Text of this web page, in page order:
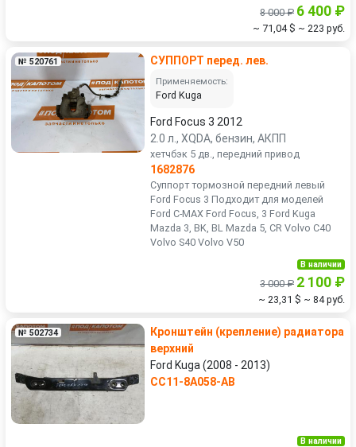
8 000 ₽ 6 400 ₽
~ 71,04 $ ~ 223 руб.
№ 520761 СУППОРТ перед. лев.
Применяемость:
Ford Kuga
Ford Focus 3 2012
2.0 л., XQDA, бензин, АКПП
хетчбэк 5 дв., передний привод
1682876
Суппорт тормозной передний левый
Ford Focus 3 Подходит для моделей
Ford C-MAX Ford Focus, 3 Ford Kuga
Mazda 3, BK, BL Mazda 5, CR Volvo C40
Volvo S40 Volvo V50
В наличии
3 000 ₽ 2 100 ₽
~ 23,31 $ ~ 84 руб.
№ 502734
Кронштейн (крепление) радиатора
верхний
Ford Kuga (2008 - 2013)
CC11-8A058-AB
В наличии